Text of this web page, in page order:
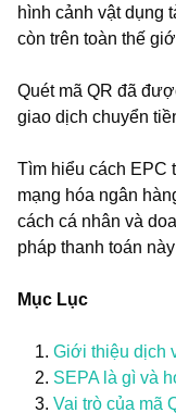
hình cảnh vật dụng
còn trên toàn thế
Quét mã QR đã
giao dịch chuyển
Tìm hiểu cách EPC
mạng hóa ngân
cách cá nhân và
pháp thanh toán
Mục Lục
Giới thiệu dịch
SEPA là gì và
Vai trò của mã